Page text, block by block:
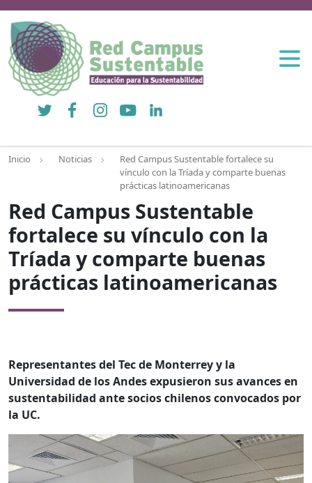
Twitter FacebookInstagramYouTubeLinkedIn
Inicio Noticias
Red Campus Sustentable fortalece su
vínculo con la Tríada y comparte buenas
prácticas latinoamericanas
Red Campus Sustentable
fortalece su vínculo con la
Tríada y comparte buenas
prácticas latinoamericanas
Representantes del Tec de Monterrey y la
Universidad de los Andes expusieron sus avances en
sustentabilidad ante socios chilenos convocados por
la UC.